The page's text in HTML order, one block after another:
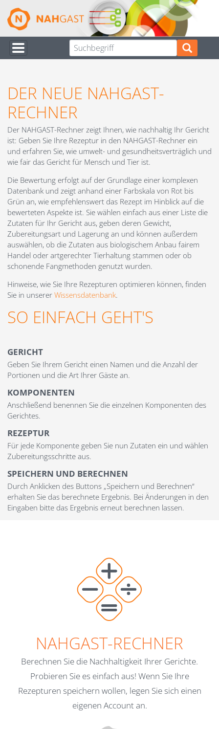
Direkt
zum
Inhalt
DER NEUE NAHGAST-
RECHNER
Der NAHGAST-Rechner zeigt Ihnen, wie nachhaltig Ihr Gericht
ist: Geben Sie Ihre Rezeptur in den NAHGAST-Rechner ein
und erfahren Sie, wie umwelt- und gesundheitsverträglich und
wie fair das Gericht für Mensch und Tier ist.
Die Bewertung erfolgt auf der Grundlage einer komplexen
Datenbank und zeigt anhand einer Farbskala von Rot bis
Grün an, wie empfehlenswert das Rezept im Hinblick auf die
bewerteten Aspekte ist. Sie wählen einfach aus einer Liste die
Zutaten für Ihr Gericht aus, geben deren Gewicht,
Zubereitungsart und Lagerung an und können außerdem
auswählen, ob die Zutaten aus biologischem Anbau fairem
Handel oder artgerechter Tierhaltung stammen oder ob
schonende Fangmethoden genutzt wurden.
Hinweise, wie Sie Ihre Rezepturen optimieren können, finden
Sie in unserer Wissensdatenbank.
SO EINFACH GEHT'S
GERICHT
Geben Sie Ihrem Gericht einen Namen und die Anzahl der
Portionen und die Art Ihrer Gäste an.
KOMPONENTEN
Anschließend benennen Sie die einzelnen Komponenten des
Gerichtes.
REZEPTUR
Für jede Komponente geben Sie nun Zutaten ein und wählen
Zubereitungsschritte aus.
SPEICHERN UND BERECHNEN
Durch Anklicken des Buttons „Speichern und Berechnen“
erhalten Sie das berechnete Ergebnis. Bei Änderungen in den
Eingaben bitte das Ergebnis erneut berechnen lassen.
NAHGAST-RECHNER
Berechnen Sie die Nachhaltigkeit Ihrer Gerichte.
Probieren Sie es einfach aus! Wenn Sie Ihre
Rezepturen speichern wollen, legen Sie sich einen
eigenen Account an.